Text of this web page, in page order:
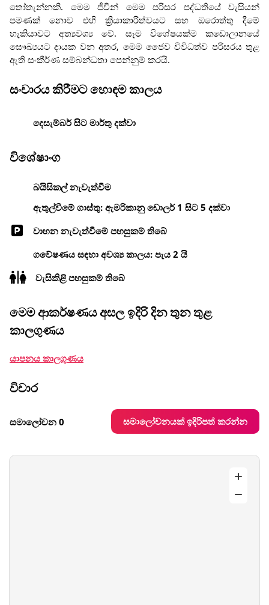
තෝතැන්නකි. මෙම ජීවීන් මෙම පරිසර පද්ධතියේ වැසියන්
පමණක් නොව එහි ක්‍රියාකාරිත්වයට සහ ඔරොත්තු දීමේ
හැකියාවට අත්‍යවශ්‍ය වේ. සෑම විශේෂයක්ම කඩොලානයේ
සෞඛ්‍යයට දායක වන අතර, මෙම ජෛව විවිධත්ව පරිසරය තුළ
ඇති සංකීර්ණ සම්බන්ධතා පෙන්නුම් කරයි.
සංචාරය කිරීමට හොඳම කාලය
දෙසැම්බර් සිට මාර්තු දක්වා
විශේෂාංග
බයිසිකල් නැවැත්වීම
ඇතුල්වීමේ ගාස්තු: ඇමරිකානු ඩොලර් 1 සිට 5 දක්වා
වාහන නැවැත්වීමේ පහසුකම් තිබේ
ගවේෂණය සඳහා අවශ්‍ය කාලය: පැය 2 යි
වැසිකිළි පහසුකම් තිබේ
මෙම ආකර්ෂණය අසල ඉදිරි දින තුන තුළ
කාලගුණය
යාපනය කාලගුණය
විචාර
සමාලෝචන 0 සමාලෝචනයක් ඉදිරිපත් කරන්න